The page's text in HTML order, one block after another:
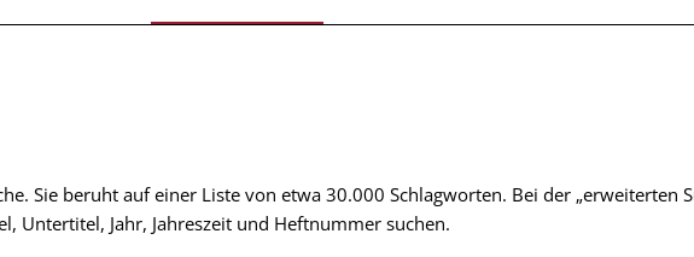
Sie beruht auf einer Liste von etwa 30.000 Schlagworten. Bei der „erweiterten
Untertitel, Jahr, Jahreszeit und Heftnummer suchen.